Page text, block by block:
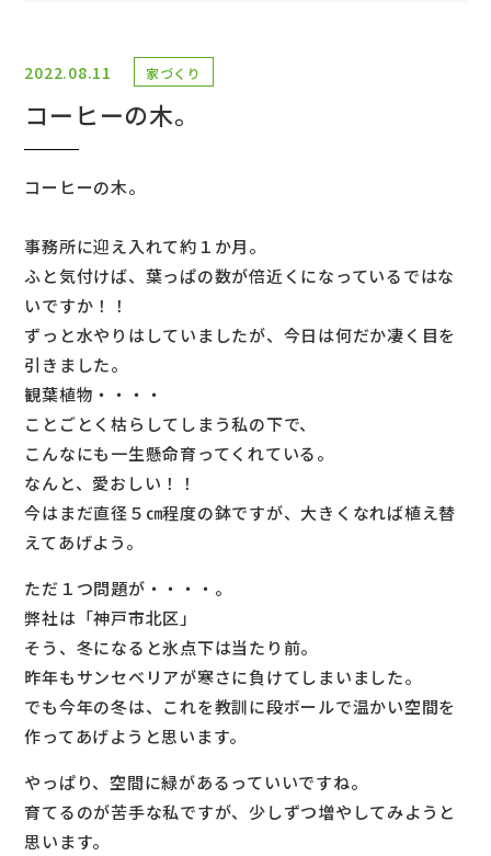
2022.08.11 家づくり
コーヒーの木。
コーヒーの木。
事務所に迎え入れて約１か月。
ふと気付けば、葉っぱの数が倍近くになっているではな
いですか！！
ずっと水やりはしていましたが、今日は何だか凄く目を
引きました。
観葉植物・・・・
ことごとく枯らしてしまう私の下で、
こんなにも一生懸命育ってくれている。
なんと、愛おしい！！
今はまだ直径５㎝程度の鉢ですが、大きくなれば植え替
えてあげよう。
ただ１つ問題が・・・・。
弊社は「神戸市北区」
そう、冬になると氷点下は当たり前。
昨年もサンセベリアが寒さに負けてしまいました。
でも今年の冬は、これを教訓に段ボールで温かい空間を
作ってあげようと思います。
やっぱり、空間に緑があるっていいですね。
育てるのが苦手な私ですが、少しずつ増やしてみようと
思います。